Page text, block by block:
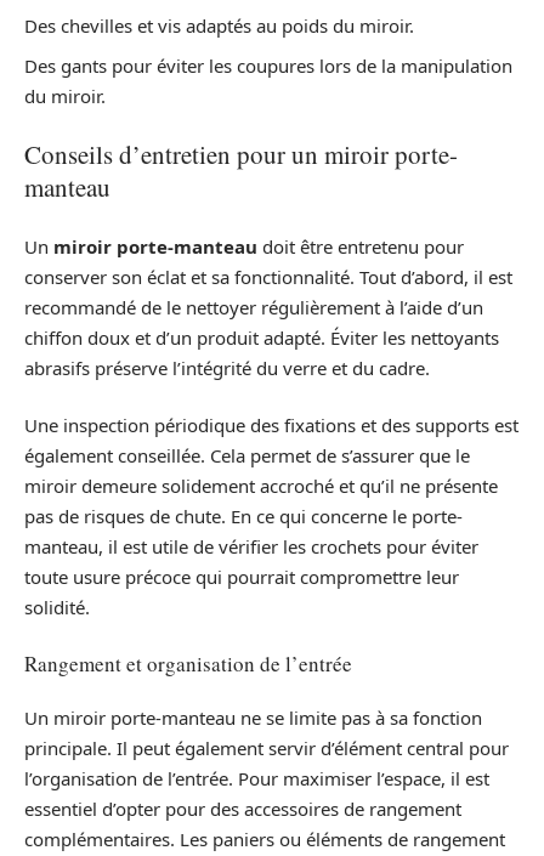
Des chevilles et vis adaptés au poids du miroir.
Des gants pour éviter les coupures lors de la manipulation
du miroir.
Conseils d’entretien pour un miroir porte-
manteau
Un miroir porte-manteau doit être entretenu pour
conserver son éclat et sa fonctionnalité. Tout d’abord, il est
recommandé de le nettoyer régulièrement à l’aide d’un
chiffon doux et d’un produit adapté. Éviter les nettoyants
abrasifs préserve l’intégrité du verre et du cadre.
Une inspection périodique des fixations et des supports est
également conseillée. Cela permet de s’assurer que le
miroir demeure solidement accroché et qu’il ne présente
pas de risques de chute. En ce qui concerne le porte-
manteau, il est utile de vérifier les crochets pour éviter
toute usure précoce qui pourrait compromettre leur
solidité.
Rangement et organisation de l’entrée
Un miroir porte-manteau ne se limite pas à sa fonction
principale. Il peut également servir d’élément central pour
l’organisation de l’entrée. Pour maximiser l’espace, il est
essentiel d’opter pour des accessoires de rangement
complémentaires. Les paniers ou éléments de rangement